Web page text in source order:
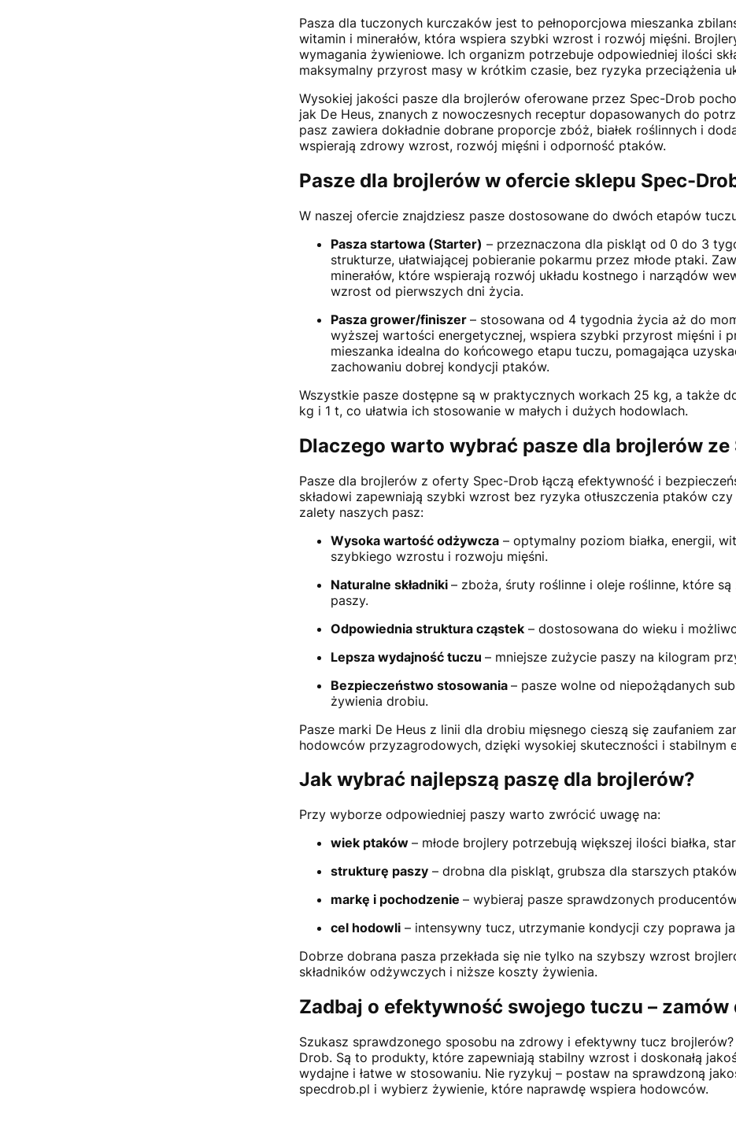
Pasza dla tuczonych kurczaków jest to pełnoporcjowa mieszanka
witamin i minerałów, która wspiera szybki wzrost i rozwój mięśni.
wymagania żywieniowe. Ich organizm potrzebuje odpowiedniej ilości
maksymalny przyrost masy w krótkim czasie, bez ryzyka przeciążenia
Wysokiej jakości pasze dla brojlerów oferowane przez Spec-Drob
jak De Heus, znanych z nowoczesnych receptur dopasowanych do
pasz zawiera dokładnie dobrane proporcje zbóż, białek roślinnych i
wspierają zdrowy wzrost, rozwój mięśni i odporność ptaków.
Pasze dla brojlerów w ofercie sklepu Spec-
W naszej ofercie znajdziesz pasze dostosowane do dwóch etapów
Pasza startowa (Starter) – przeznaczona dla piskląt od 0 do 3
strukturze, ułatwiającej pobieranie pokarmu przez młode ptaki.
minerałów, które wspierają rozwój układu kostnego i narządów
wzrost od pierwszych dni życia.
Pasza grower/finiszer – stosowana od 4 tygodnia życia aż do
wyższej wartości energetycznej, wspiera szybki przyrost mięśni i
mieszanka idealna do końcowego etapu tuczu, pomagająca
zachowaniu dobrej kondycji ptaków.
Wszystkie pasze dostępne są w praktycznych workach 25 kg, a także
kg i 1 t, co ułatwia ich stosowanie w małych i dużych hodowlach.
Dlaczego warto wybrać pasze dla brojlerów ze
Pasze dla brojlerów z oferty Spec-Drob łączą efektywność i
składowi zapewniają szybki wzrost bez ryzyka otłuszczenia ptaków
zalety naszych pasz:
Wysoka wartość odżywcza – optymalny poziom białka, energii,
szybkiego wzrostu i rozwoju mięśni.
Naturalne składniki – zboża, śruty roślinne i oleje roślinne, które
paszy.
Odpowiednia struktura cząstek – dostosowana do wieku i
Lepsza wydajność tuczu – mniejsze zużycie paszy na kilogram
Bezpieczeństwo stosowania – pasze wolne od niepożądanych
żywienia drobiu.
Pasze marki De Heus z linii dla drobiu mięsnego cieszą się zaufaniem
hodowców przyzagrodowych, dzięki wysokiej skuteczności i stabilnym
Jak wybrać najlepszą paszę dla brojlerów?
Przy wyborze odpowiedniej paszy warto zwrócić uwagę na:
wiek ptaków – młode brojlery potrzebują większej ilości białka,
strukturę paszy – drobna dla piskląt, grubsza dla starszych
markę i pochodzenie – wybieraj pasze sprawdzonych
cel hodowli – intensywny tucz, utrzymanie kondycji czy poprawa
Dobrze dobrana pasza przekłada się nie tylko na szybszy wzrost
składników odżywczych i niższe koszty żywienia.
Zadbaj o efektywność swojego tuczu – zamów
Szukasz sprawdzonego sposobu na zdrowy i efektywny tucz
Drob. Są to produkty, które zapewniają stabilny wzrost i doskonałą
wydajne i łatwe w stosowaniu. Nie ryzykuj – postaw na sprawdzoną
specdrob.pl i wybierz żywienie, które naprawdę wspiera hodowców.